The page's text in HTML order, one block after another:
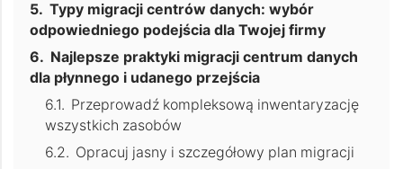
Typy migracji centrów danych: wybór
odpowiedniego podejścia dla Twojej firmy
Najlepsze praktyki migracji centrum danych
dla płynnego i udanego przejścia
Przeprowadź kompleksową inwentaryzację
wszystkich zasobów
Opracuj jasny i szczegółowy plan migracji